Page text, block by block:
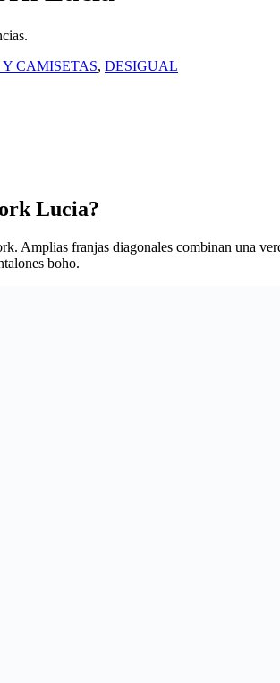
CAMISETAS, DESIGUAL
Lucia?
Amplias franjas diagonales combinan una
boho.